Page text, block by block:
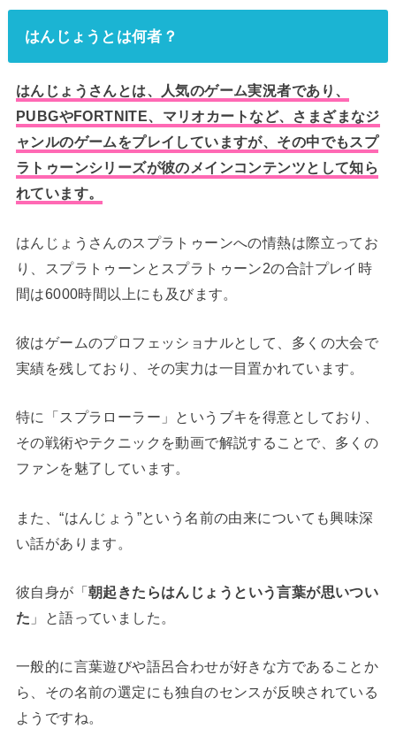
はんじょうとは何者？
はんじょうさんとは、人気のゲーム実況者であり、
PUBGやFORTNITE、マリオカートなど、さまざまなジ
ャンルのゲームをプレイしていますが、その中でもスプ
ラトゥーンシリーズが彼のメインコンテンツとして知ら
れています。
はんじょうさんのスプラトゥーンへの情熱は際立ってお
り、スプラトゥーンとスプラトゥーン2の合計プレイ時
間は6000時間以上にも及びます。
彼はゲームのプロフェッショナルとして、多くの大会で
実績を残しており、その実力は一目置かれています。
特に「スプラローラー」というブキを得意としており、
その戦術やテクニックを動画で解説することで、多くの
ファンを魅了しています。
また、“はんじょう”という名前の由来についても興味深
い話があります。
彼自身が「朝起きたらはんじょうという言葉が思いつい
た 」と語っていました。
一般的に言葉遊びや語呂合わせが好きな方であることか
ら、その名前の選定にも独自のセンスが反映されている
ようですね。